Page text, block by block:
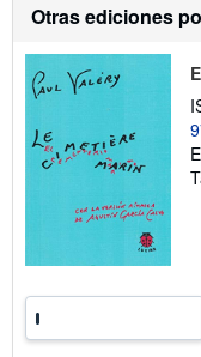
Otras ediciones